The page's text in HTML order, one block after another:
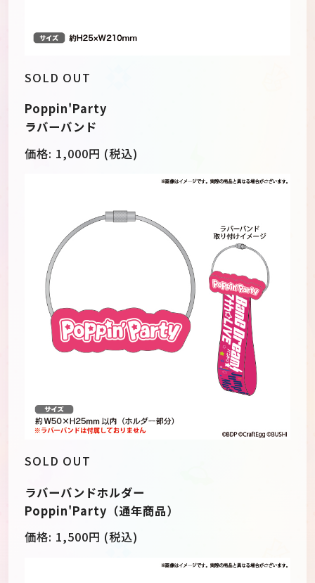
SOLD OUT
Poppin'Party
ラバーバンド
価格: 1,000円 (税込)
SOLD OUT
ラバーバンドホルダー
Poppin'Party（通年商品）
価格: 1,500円 (税込)